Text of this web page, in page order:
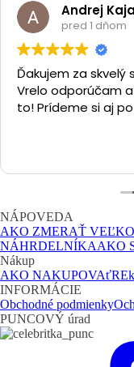
servis a
a tie kilometre
po obrúčky.
NÁPOVEDA
AKO ZMERAŤ
NÁHRDELNÍKAAKO
Nákup
AKO NAKUPOVAť
INFORMÁCIE
Obchodné podmienky
PUNCOVÝ úrad